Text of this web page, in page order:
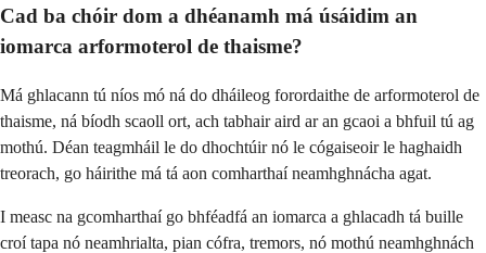
Cad ba chóir dom a dhéanamh má úsáidim an
iomarca arformoterol de thaisme?
Má ghlacann tú níos mó ná do dháileog forordaithe de arformoterol de
thaisme, ná bíodh scaoll ort, ach tabhair aird ar an gcaoi a bhfuil tú ag
mothú. Déan teagmháil le do dhochtúir nó le cógaiseoir le haghaidh
treorach, go háirithe má tá aon comharthaí neamhghnácha agat.
I measc na gcomharthaí go bhféadfá an iomarca a ghlacadh tá buille
croí tapa nó neamhrialta, pian cófra, tremors, nó mothú neamhghnách